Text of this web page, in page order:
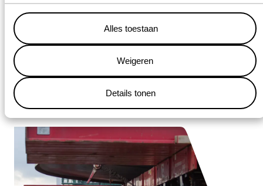
Alles toestaan
Weigeren
Details tonen
Conventionele aslijnen
Variabele rijhoogte van 1.200 mm +/-300 mm
Pendelassen draaibaar tot 60°